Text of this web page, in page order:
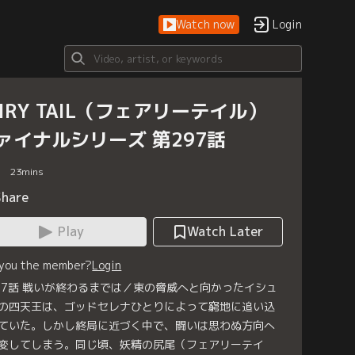
Watch now Login
TAIL（フェアリーテイル）
イナルシリーズ 第297話
23mins
Play
Watch Later
the member?Login
話 戦いが終わるまでは／東の脅威へと向かったイシュ
四天王は、ゴッドセレナひとりによって窮地に追い込
いた。しかし終局に近づく中で、闘いは思わぬ方向へ
してしまう。同じ頃、妖精の尻尾（フェアリーテイ